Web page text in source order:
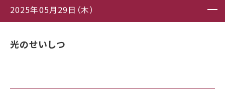
2025年05月29日（木）
光のせいしつ